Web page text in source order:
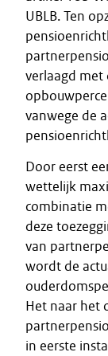
UBLB. Ten
verlaagd met
vanwege de
Door eerst
wettelijk
combinatie
deze
van
wordt de
Het naar het
in eerste